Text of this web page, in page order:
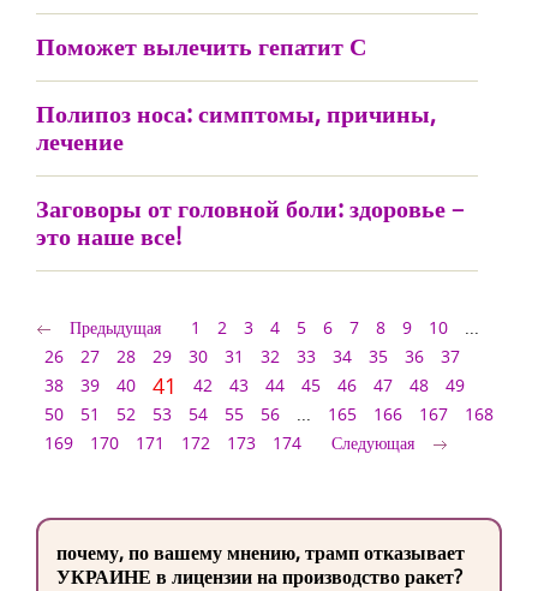
Поможет вылечить гепатит С
Полипоз носа: симптомы, причины,
лечение
Заговоры от головной боли: здоровье –
это наше все!
Предыдущая 1 2 3 4 5 6 7 8 9 10
...
26
27 28 29 30 31 32 33 34 35 36
37
38
39 40 41 42 43 44 45 46 47 48
49
50
51 52 53 54 55 56 ... 165 166 167
168
169
170 171 172 173 174 Следующая
почему, по вашему мнению, трамп отказывает
УКРАИНЕ в лицензии на производство ракет?